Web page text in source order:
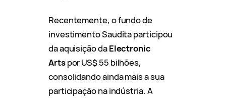
Recentemente, o fundo de
investimento Saudita participou
da aquisição daElectronic
Artspor US$ 55 bilhões,
consolidando ainda mais a sua
participação na indústria. A